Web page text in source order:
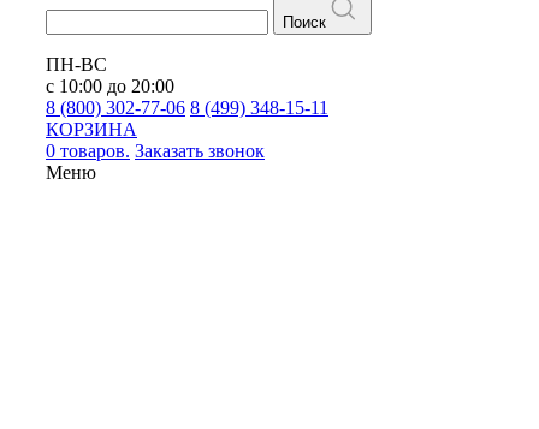
Поиск
ПН-ВС
с 10:00 до 20:00
8 (800) 302-77-06 8 (499) 348-15-11
КОРЗИНА
0 товаров. Заказать звонок
Меню